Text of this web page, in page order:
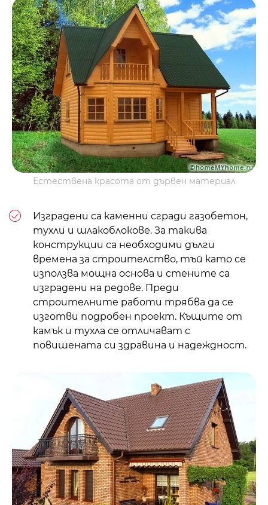
Естествена красота от дървен материал
Изградени са каменни сгради газобетон,
тухли и шлакоблокове. За такива
конструкции са необходими дълги
времена за строителство, тъй като се
използва мощна основа и стените са
изградени на редове. Преди
строителните работи трябва да се
изготви подробен проект. Къщите от
камък и тухла се отличават с
повишената си здравина и надеждност.